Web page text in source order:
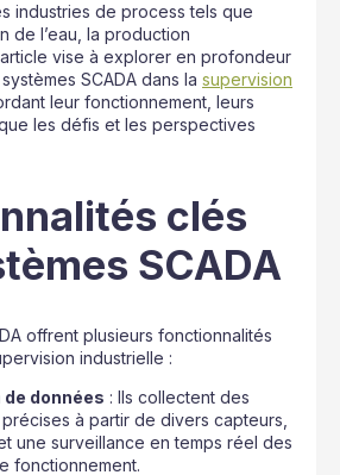
industries de process tels que
de l’eau, la production
vise à explorer en profondeur
SCADA dans la supervision
leur fonctionnement, leurs
les défis et les perspectives
clés
SCADA
offrent plusieurs fonctionnalités
industrielle :
données : Ils collectent des
à partir de divers capteurs,
une surveillance en temps réel des
fonctionnement.